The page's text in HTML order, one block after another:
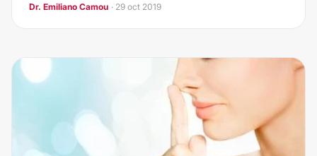
Dr. Emiliano Camou · 29 oct 2019